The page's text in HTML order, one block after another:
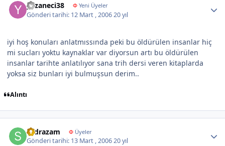
yazaneci38 ΦYeni Üyeler
Gönderi tarihi: 12 Mart , 200620 yıl
iyi hoş konuları anlatmıssında peki bu öldürülen insanlar hiç
mi sucları yoktu kaynaklar var diyorsun artı bu öldürülen
insanlar tarihte anlatılıyor sana trih dersi veren kitaplarda
yoksa siz bunları iyi bulmuşsun derim..
Alıntı
sadrazam ΦÜyeler
Gönderi tarihi: 13 Mart , 200620 yıl